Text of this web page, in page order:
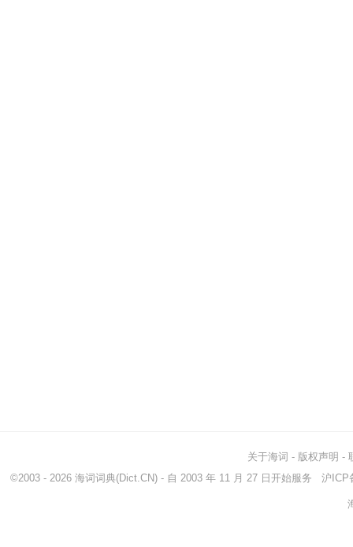
关于海词 - 版权声明 -
©2003 - 2026 海词词典(Dict.CN) - 自 2003 年 11 月 27 日开始服务 沪ICP